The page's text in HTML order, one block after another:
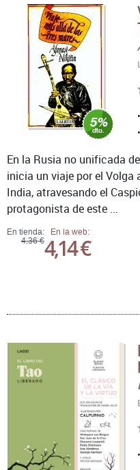
En tienda:
4,36 €
En la web:
4,14 €
En la Rusia no unificada
inicia un viaje por el
India, atravesando el
protagonista de este ...